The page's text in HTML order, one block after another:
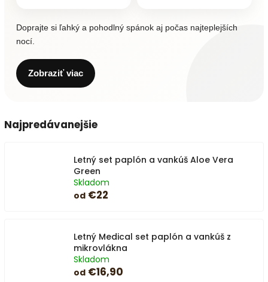
Doprajte si ľahký a pohodlný spánok aj počas najteplejších
nocí.
Zobraziť viac
Najpredávanejšie
Letný set paplón a vankúš Aloe Vera
Green
Skladom
od €22
Letný Medical set paplón a vankúš z
mikrovlákna
Skladom
od €16,90